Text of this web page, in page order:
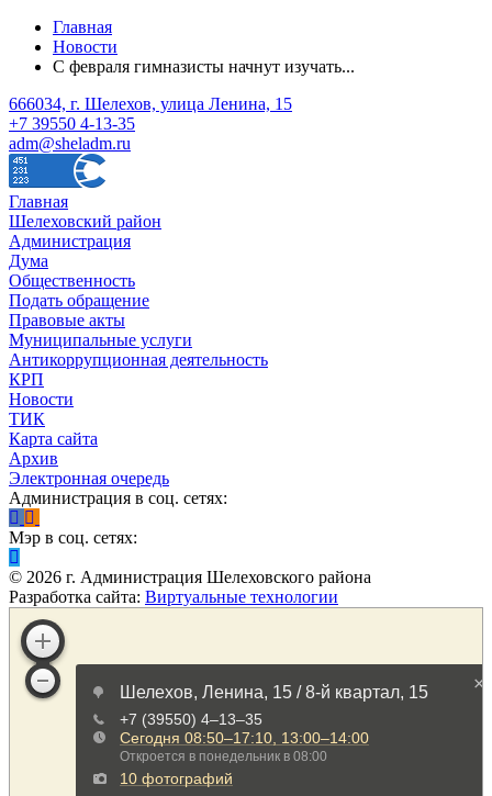
Главная
Новости
С февраля гимназисты начнут изучать...
666034, г. Шелехов, улица Ленина, 15
+7 39550 4-13-35
adm@sheladm.ru
Главная
Шелеховский район
Администрация
Дума
Общественность
Подать обращение
Правовые акты
Муниципальные услуги
Антикоррупционная деятельность
КРП
Новости
ТИК
Карта сайта
Архив
Электронная очередь
Администрация в соц. сетях:
Мэр в соц. сетях:
© 2026 г. Администрация Шелеховского района
Разработка сайта: Виртуальные технологии